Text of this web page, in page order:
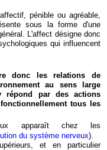
pénible ou agréable,
sous la forme d'une
L'affect désigne donc
qui influencent
donc les relations de
au sens large
répond par des actions
tous les
apparaît chez les
du système nerveux).
et en particulier